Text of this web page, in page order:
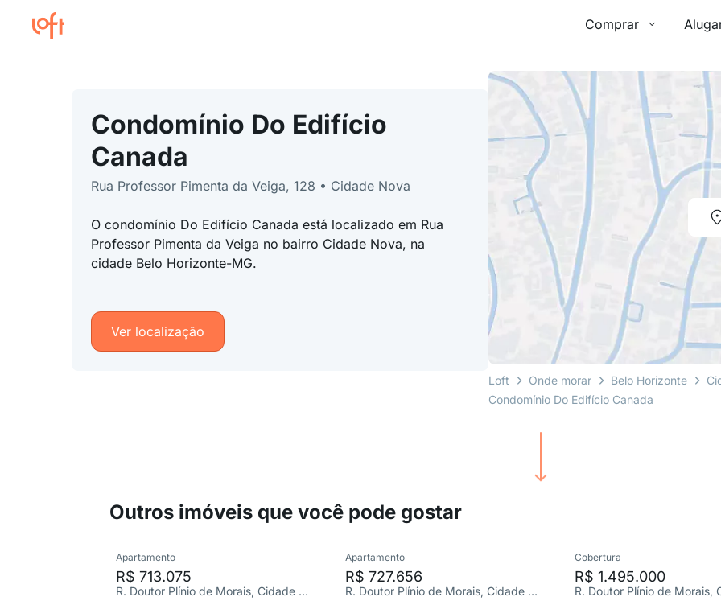
Comprar
Condomínio Do Edifício
Canada
Rua Professor Pimenta da Veiga, 128 • Cidade Nova
O condomínio Do Edifício Canada está localizado em Rua
Professor Pimenta da Veiga no bairro Cidade Nova, na
cidade Belo Horizonte-MG.
Ver localização
Loft Onde morar Belo Horizonte
Condomínio Do Edifício Canada
Outros imóveis que você pode gostar
Apartamento
R$ 713.075
R. Doutor Plínio de Morais, Cidade Nova
Apartamento
R$ 727.656
R. Doutor Plínio de Morais, Cidade Nova
Cobertura
R$ 1.495.000